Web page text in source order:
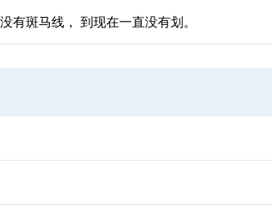
斑马线， 到现在一直没有划。